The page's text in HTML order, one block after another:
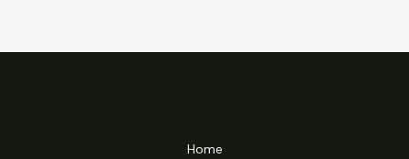
Home